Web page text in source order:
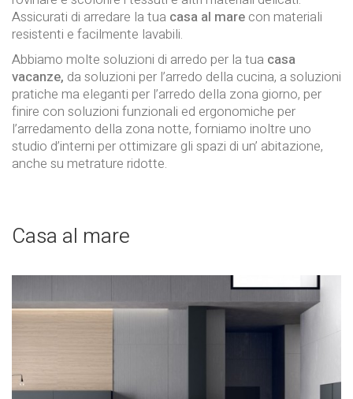
Assicurati di arredare la tua casa al mare con materiali
resistenti e facilmente lavabili.
Abbiamo molte soluzioni di arredo per la tua casa
vacanze, da soluzioni per l’arredo della cucina, a soluzioni
pratiche ma eleganti per l’arredo della zona giorno, per
finire con soluzioni funzionali ed ergonomiche per
l’arredamento della zona notte, forniamo inoltre uno
studio d’interni per ottimizare gli spazi di un’ abitazione,
anche su metrature ridotte.
Casa al mare